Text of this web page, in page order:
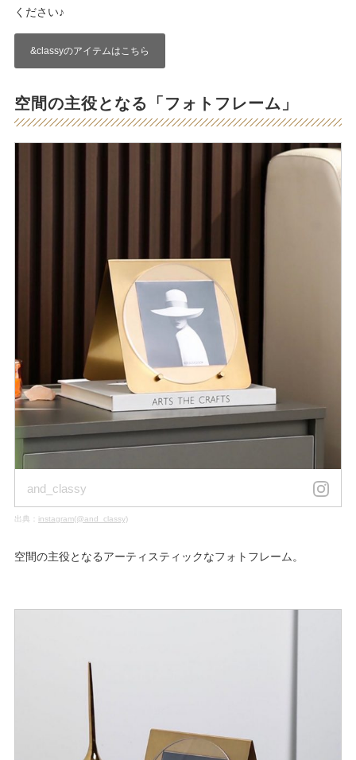
ください♪
&classyのアイテムはこちら
空間の主役となる「フォトフレーム」
and_classy
出典： instagram(@and_classy)
空間の主役となるアーティスティックなフォトフレーム。